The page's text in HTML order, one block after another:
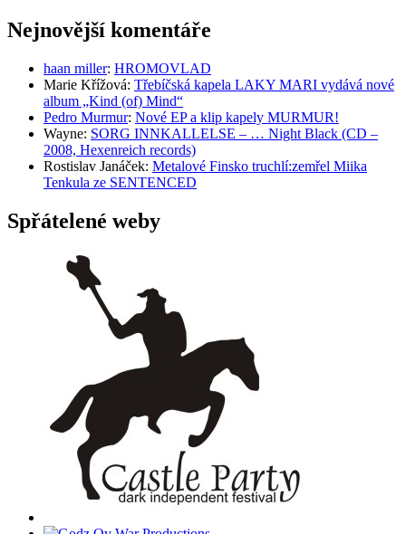
Nejnovější komentáře
haan miller: HROMOVLAD
Marie Křížová: Třebíčská kapela LAKY MARI vydává nové
album „Kind (of) Mind“
Pedro Murmur: Nové EP a klip kapely MURMUR!
Wayne: SORG INNKALLELSE – … Night Black (CD –
2008, Hexenreich records)
Rostislav Janáček: Metalové Finsko truchlí:zemřel Miika
Tenkula ze SENTENCED
Spřátelené weby